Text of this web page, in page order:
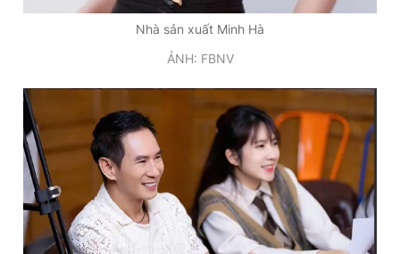
Nhà sản xuất Minh Hà
ẢNH: FBNV